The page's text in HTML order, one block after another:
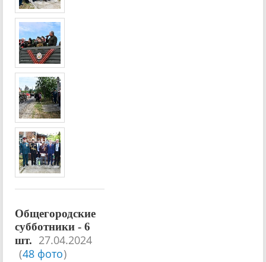
Общегородские
субботники - 6
шт.
27.04.2024
(48 фото)